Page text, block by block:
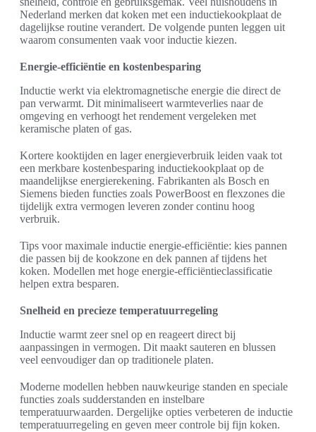
Nederland merken dat koken met een inductiekookplaat de
dagelijkse routine verandert. De volgende punten leggen uit
waarom consumenten vaak voor inductie kiezen.
Energie-efficiëntie en kostenbesparing
Inductie werkt via elektromagnetische energie die direct de
pan verwarmt. Dit minimaliseert warmteverlies naar de
omgeving en verhoogt het rendement vergeleken met
keramische platen of gas.
Kortere kooktijden en lager energieverbruik leiden vaak tot
een merkbare kostenbesparing inductiekookplaat op de
maandelijkse energierekening. Fabrikanten als Bosch en
Siemens bieden functies zoals PowerBoost en flexzones die
tijdelijk extra vermogen leveren zonder continu hoog
verbruik.
Tips voor maximale inductie energie-efficiëntie: kies pannen
die passen bij de kookzone en dek pannen af tijdens het
koken. Modellen met hoge energie-efficiëntieclassificatie
helpen extra besparen.
Snelheid en precieze temperatuurregeling
Inductie warmt zeer snel op en reageert direct bij
aanpassingen in vermogen. Dit maakt sauteren en blussen
veel eenvoudiger dan op traditionele platen.
Moderne modellen hebben nauwkeurige standen en speciale
functies zoals sudderstanden en instelbare
temperatuurwaarden. Dergelijke opties verbeteren de inductie
temperatuurregeling en geven meer controle bij fijn koken.